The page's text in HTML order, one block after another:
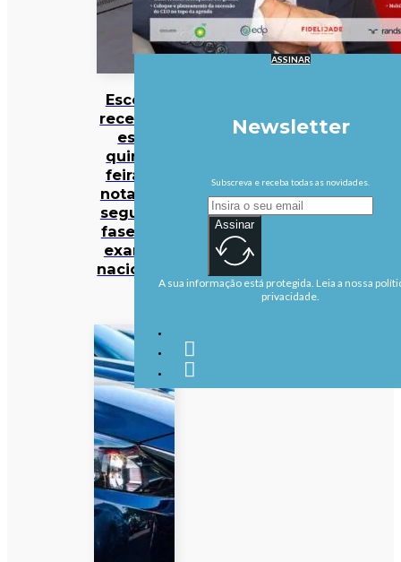
Escolas
recebem
esta
quinta-
feira as
notas da
segunda
fase dos
exames
nacionais
ASSINAR
Newsletter
Subscreva e receba todas as novidades.
Assinar
A sua informação está protegida. Leia a nossa
privacidade.